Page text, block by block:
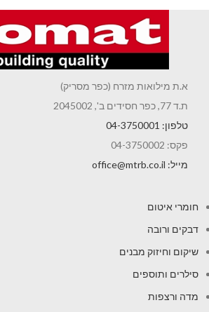
א.ת מילואות מזרח (כפר מסריק)
ת.ד 77, כפר חסידים ב', 2045002
טלפון: 04-3750001
פקס: 04-3750002
מייל: office@mtrb.co.il
חומרי איטום
דבקים ורובה
שיקום וחיזוק מבנים
סילרים ותוספים
מדה ורצפות